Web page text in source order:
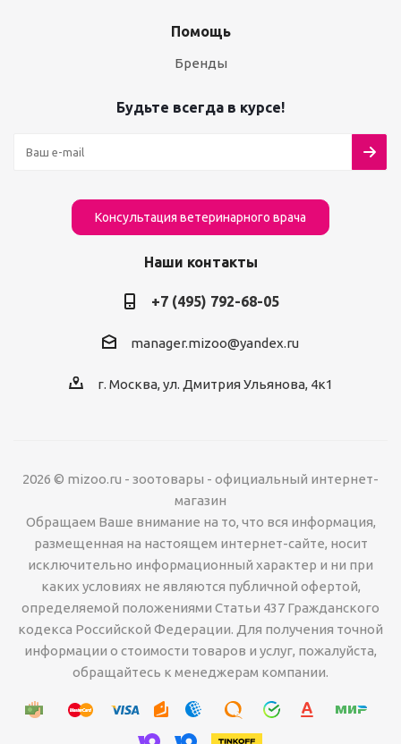
Помощь
Бренды
Будьте всегда в курсе!
Консультация ветеринарного врача
Наши контакты
+7 (495) 792-68-05
manager.mizoo@yandex.ru
г. Москва, ул. Дмитрия Ульянова, 4к1
2026 © mizoo.ru - зоотовары - официальный интернет-
магазин
Обращаем Ваше внимание на то, что вся информация,
размещенная на настоящем интернет-сайте, носит
исключительно информационный характер и ни при
каких условиях не являются публичной офертой,
определяемой положениями Статьи 437 Гражданского
кодекса Российской Федерации. Для получения точной
информации о стоимости товаров и услуг, пожалуйста,
обращайтесь к менеджерам компании.